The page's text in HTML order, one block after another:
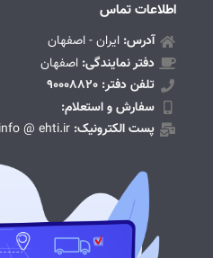
اطلاعات تماس
آدرس:ایران - اصفهان
دفتر نمایندگی: اصفهان
تلفن دفتر: 90008820
سفارش و استعلام:
پست الکترونیک: info @ ehti.ir